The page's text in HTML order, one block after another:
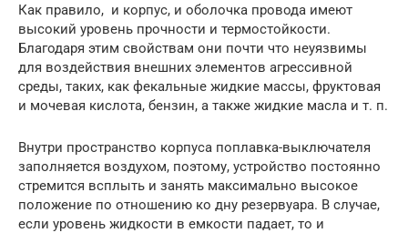
Как правило, и корпус, и оболочка провода имеют
высокий уровень прочности и термостойкости.
Благодаря этим свойствам они почти что неуязвимы
для воздействия внешних элементов агрессивной
среды, таких, как фекальные жидкие массы, фруктовая
и мочевая кислота, бензин, а также жидкие масла и т. п.
Внутри пространство корпуса поплавка-выключателя
заполняется воздухом, поэтому, устройство постоянно
стремится всплыть и занять максимально высокое
положение по отношению ко дну резервуара. В случае,
если уровень жидкости в емкости падает, то и